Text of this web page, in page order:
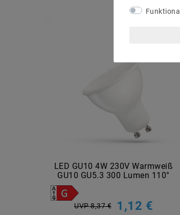
LED GU10 4W 230V Warmweiß
GU10 GU5.3 300 Lumen 110°
UVP 8,37 € 1,12 €
Funktional